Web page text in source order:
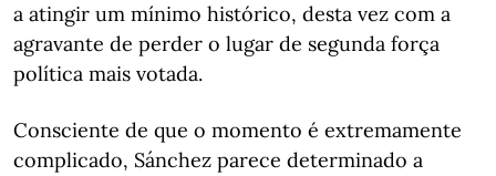
a atingir um mínimo histórico, desta vez com a
agravante de perder o lugar de segunda força
política mais votada.
Consciente de que o momento é extremamente
complicado, Sánchez parece determinado a